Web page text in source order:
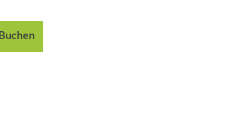
Buchen